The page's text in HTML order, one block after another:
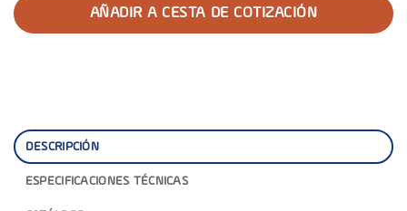
AÑADIR A CESTA DE COTIZACIÓN
DESCRIPCIÓN
ESPECIFICACIONES TÉCNICAS